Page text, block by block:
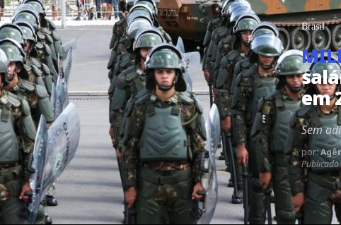
Brasil
em
Sem
por:
Publicado